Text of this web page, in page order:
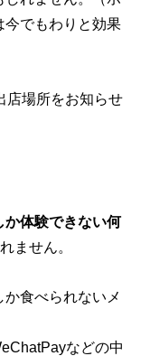
今でもわりと効果
店場所をお知らせ
か体験できない何
ません。
か食べられないメ
などの中